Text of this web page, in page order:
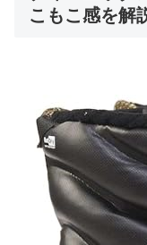
こもこ感を解